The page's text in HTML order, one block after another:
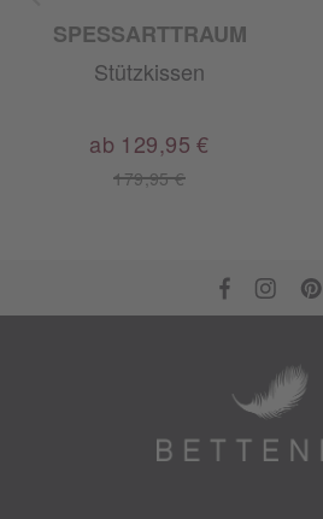
SPESSARTTRAUM
Stützkissen
179,95 €
ab 129,95 €